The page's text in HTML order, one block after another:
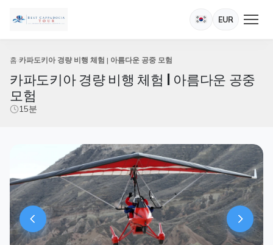
EUR
홈 카파도키아 경량 비행 체험 | 아름다운 공중 모험
카파도키아 경량 비행 체험 | 아름다운 공중
모험
15분